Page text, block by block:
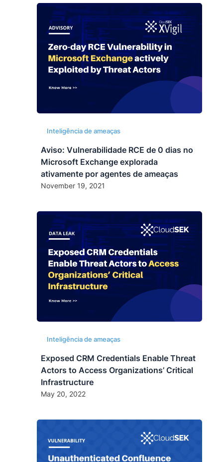
Inteligência de ameaças
Aviso: Vulnerabilidade RCE de 0 dias no
Microsoft Exchange explorada
ativamente por agentes de ameaças
November 19, 2021
Inteligência de ameaças
Exposed CRM Credentials Enable Threat
Actors to Access Organizations’ Critical
Infrastructure
May 20, 2022